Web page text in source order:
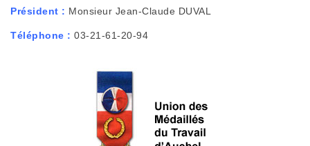
Président : Monsieur Jean-Claude DUVAL
Téléphone : 03-21-61-20-94